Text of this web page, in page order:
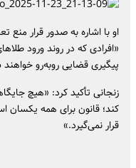
او با اشاره به صدور قرار منع
«افرادی که در روند ورود
پیگیری قضایی روبه‌رو
زنجانی تأکید کرد: «هیچ
کند؛ قانون برای همه یکسان
قرار نمی‌گیرد.»